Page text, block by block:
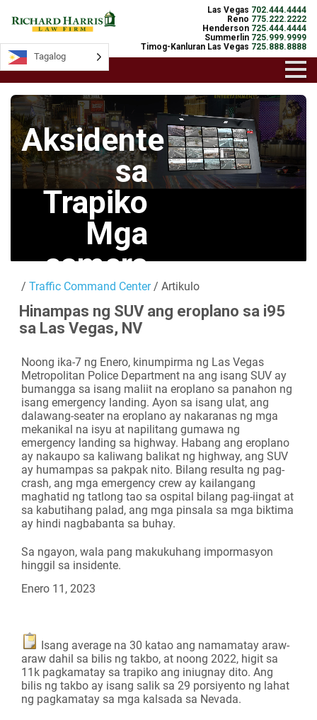
Las Vegas 702.444.4444
Reno 775.222.2222
Henderson 725.444.4444
Summerlin 725.999.9999
Timog-Kanluran Las Vegas 725.888.8888
Aksidente
sa
Trapiko
Mga
camera
Mga Live na
Camera
/ Traffic Command Center/ Artikulo
Hinampas ng SUV ang eroplano sa i95
sa Las Vegas, NV
Noong ika-7 ng Enero, kinumpirma ng Las Vegas
Metropolitan Police Department na ang isang SUV ay
bumangga sa isang maliit na eroplano sa panahon ng
isang emergency landing. Ayon sa isang ulat, ang
dalawang-seater na eroplano ay nakaranas ng mga
mekanikal na isyu at napilitang gumawa ng
emergency landing sa highway. Habang ang eroplano
ay nakaupo sa kaliwang balikat ng highway, ang SUV
ay humampas sa pakpak nito. Bilang resulta ng pag-
crash, ang mga emergency crew ay kailangang
maghatid ng tatlong tao sa ospital bilang pag-iingat at
sa kabutihang palad, ang mga pinsala sa mga biktima
ay hindi nagbabanta sa buhay.
Sa ngayon, wala pang makukuhang impormasyon
hinggil sa insidente.
Enero 11, 2023
Isang average na 30 katao ang namamatay araw-
araw dahil sa bilis ng takbo, at noong 2022, higit sa
11k pagkamatay sa trapiko ang iniugnay dito. Ang
bilis ng takbo ay isang salik sa 29 porsiyento ng lahat
ng pagkamatay sa mga kalsada sa Nevada.
Tagalog
Tagalog